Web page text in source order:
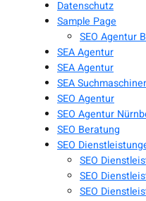
Datenschutz
Sample Page
SEO Agentur
SEA Agentur
SEA Agentur
SEA
SEO Agentur
SEO Agentur
SEO Beratung
SEO
SEO
SEO
SEO